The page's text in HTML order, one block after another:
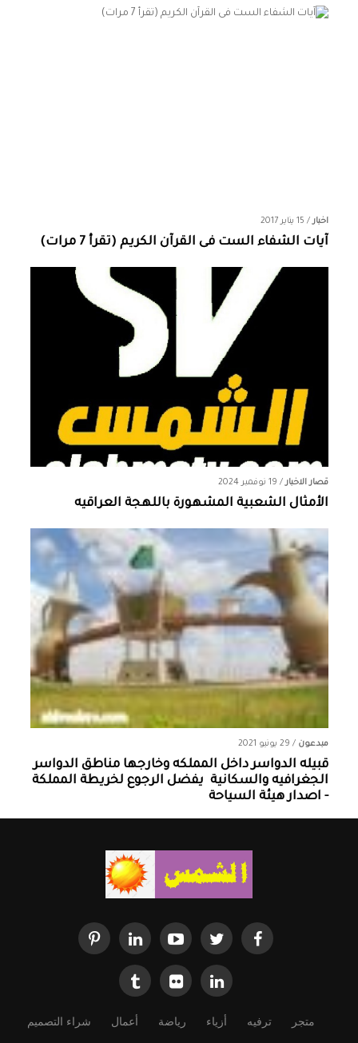
اخبار/ 15 يناير 2017
آيات الشفاء الست فى القرآن الكريم (تقرأ 7 مرات)
قصار الاخبار/ 19 نوفمبر 2024
الأمثال الشعبية المشهورة باللهجة العراقيه
مبدعون / 29 يونيو 2021
قبيله الدواسر داخل المملكه وخارجها ‏مناطق الدواسر
الجغرافيه والسكانية ‏ يفضل الرجوع لخريطة المملكة
- اصدار هيئة السياحة
متجر ترفيه أزياء رياضة أعمال شراء التصميم